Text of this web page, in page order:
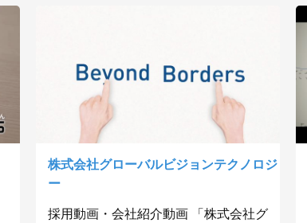
株式会社グローバルビジョンテクノロジ
ー
採用動画・会社紹介動画 「株式会社グ